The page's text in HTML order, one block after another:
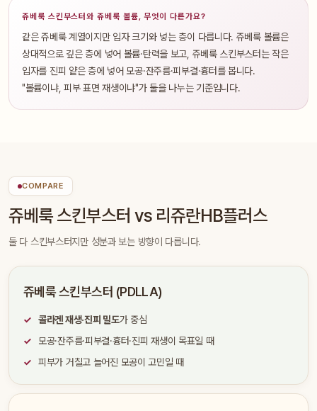
쥬베룩 스킨부스터와 쥬베룩 볼륨, 무엇이 다른가요?
같은 쥬베룩 계열이지만 입자 크기와 넣는 층이 다릅니다. 쥬베룩 볼륨은
상대적으로 깊은 층에 넣어 볼륨·탄력을 보고, 쥬베룩 스킨부스터는 작은
입자를 진피 얕은 층에 넣어 모공·잔주름·피부결·흉터를 봅니다.
"볼륨이냐, 피부 표면 재생이냐"가 둘을 나누는 기준입니다.
COMPARE
쥬베룩 스킨부스터 vs 리쥬란HB플러스
둘 다 스킨부스터지만 성분과 보는 방향이 다릅니다.
쥬베룩 스킨부스터 (PDLLA)
콜라겐 재생·진피 밀도가 중심
모공·잔주름·피부결·흉터·진피 재생이 목표일 때
피부가 거칠고 늘어진 모공이 고민일 때